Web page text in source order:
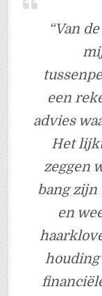
“Van
een
advies
Het
zeggen
bang zijn
en
houding